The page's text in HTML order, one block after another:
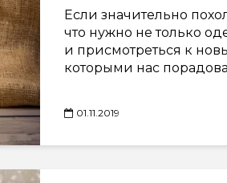
Если значительно
что нужно не только
и присмотреться к
которыми нас
01.11.2019